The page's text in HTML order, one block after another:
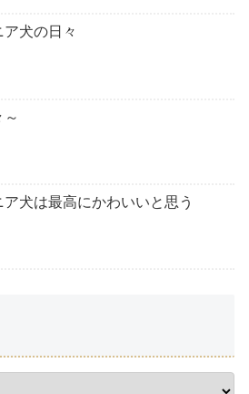
ア犬の日々
～
ア犬は最高にかわいいと思う